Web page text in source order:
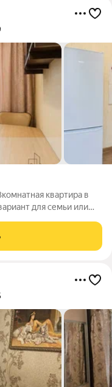
квартира в
удобная планировка